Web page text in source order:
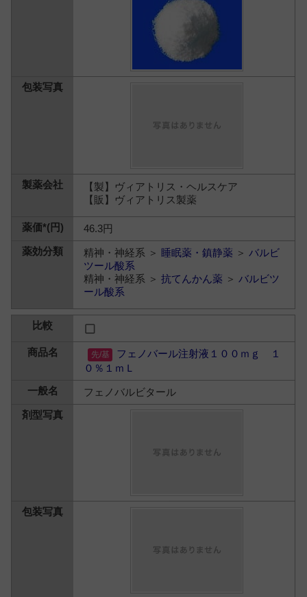
【製】ヴィアトリス・ヘルスケア
【販】ヴィアトリス製薬
46.3円
精神・神経系 ＞ 睡眠薬・鎮静薬 ＞ バルビ
ツール酸系
精神・神経系 ＞抗てんかん薬 ＞ バルビツ
ール酸系
フェノバール注射液１００ｍｇ １
０％１ｍＬ
フェノバルビタール